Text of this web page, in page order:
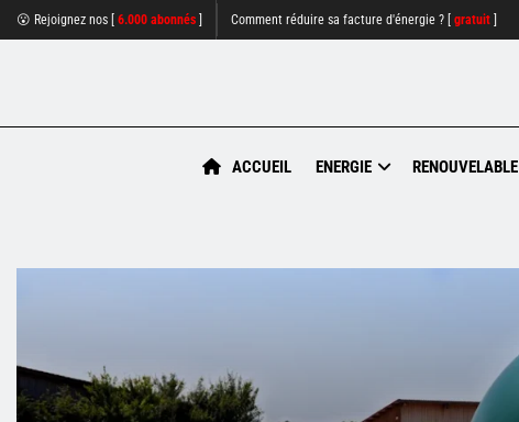
😮 Rejoignez nos [ 6.000 abonnés Comment réduire sa facture d'énergie ? [ gratuit
ACCUEIL ENERGIE RENOUVELABLE